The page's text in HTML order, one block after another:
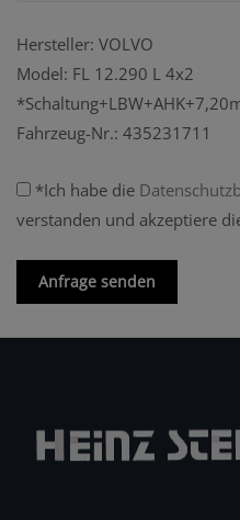
Hersteller: VOLVO
Model: FL 12.290 L 4x2
Fahrzeug-Nr.: 435231711
*Ich habe die
verstanden und akzeptiere
Anfrage senden